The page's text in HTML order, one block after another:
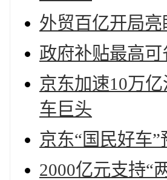
外贸百亿开局
政府补贴最高可
京东加速10万
车巨头
京东“国民好车
2000亿元支持“